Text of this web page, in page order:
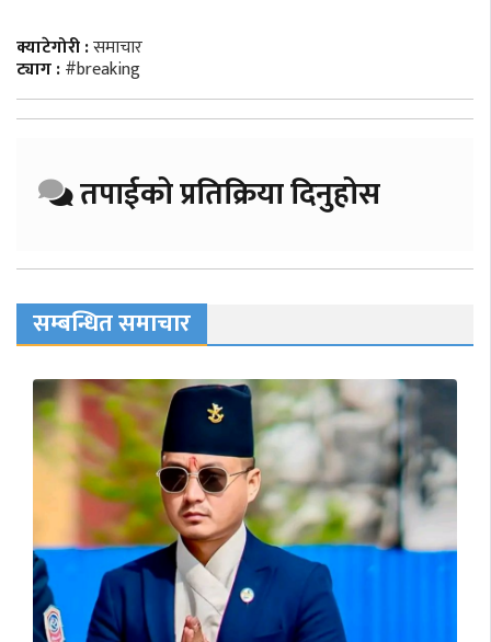
क्याटेगोरी :समाचार
ट्याग :#breaking
तपाईको प्रतिक्रिया दिनुहोस
सम्बन्धित समाचार